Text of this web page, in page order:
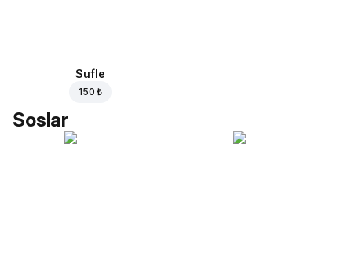
Sufle
150 ₺
Soslar